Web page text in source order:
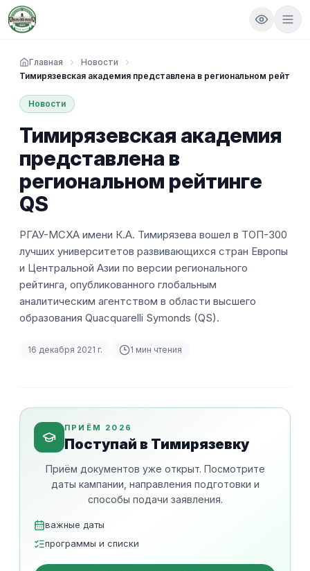
Главная
Новости
Тимирязевская академия представлена в региональном рейтинге
Новости
Тимирязевская академия
представлена в
региональном рейтинге
QS
РГАУ-МСХА имени К.А. Тимирязева вошел в ТОП-300
лучших университетов развивающихся стран Европы
и Центральной Азии по версии регионального
рейтинга, опубликованного глобальным
аналитическим агентством в области высшего
образования Quacquarelli Symonds (QS).
16 декабря 2021 г. 1 мин чтения
ПРИЁМ 2026
Поступай в Тимирязевку
Приём документов уже открыт. Посмотрите
даты кампании, направления подготовки и
способы подачи заявления.
важные даты
программы и списки